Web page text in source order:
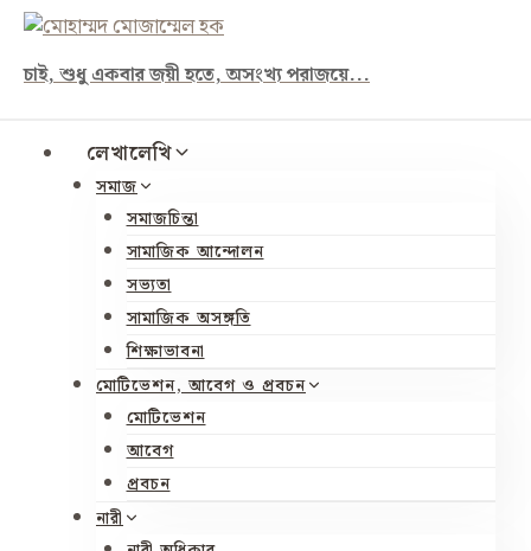
Skip
content
চাই, শুধু একবার জয়ী হতে, অসংখ্য পরাজয়ে...
লেখালেখি
সমাজ
সমাজচিন্তা
সামাজিক আন্দোলন
সভ্যতা
সামাজিক অসঙ্গতি
শিক্ষাভাবনা
মোটিভেশন, আবেগ ও প্রবচন
মোটিভেশন
আবেগ
প্রবচন
নারী